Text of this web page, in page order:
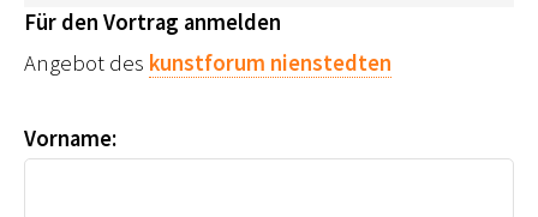
Für den Vortrag anmelden
Angebot des kunstforum nienstedten
Vorname: